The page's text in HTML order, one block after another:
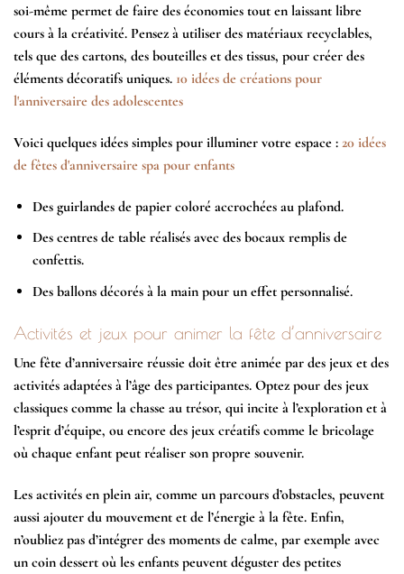
soi-même permet de faire des économies tout en laissant libre
cours à la créativité. Pensez à utiliser des matériaux recyclables,
tels que des cartons, des bouteilles et des tissus, pour créer des
éléments décoratifs uniques. 10 idées de créations pour
l'anniversaire des adolescentes
Voici quelques idées simples pour illuminer votre espace : 20 idées
de fêtes d'anniversaire spa pour enfants
Des guirlandes de papier coloré accrochées au plafond.
Des centres de table réalisés avec des bocaux remplis de
confettis.
Des ballons décorés à la main pour un effet personnalisé.
Activités et jeux pour animer la fête d’anniversaire
Une fête d’anniversaire réussie doit être animée par des jeux et des
activités adaptées à l’âge des participantes. Optez pour des jeux
classiques comme la chasse au trésor, qui incite à l’exploration et à
l’esprit d’équipe, ou encore des jeux créatifs comme le bricolage
où chaque enfant peut réaliser son propre souvenir.
Les activités en plein air, comme un parcours d’obstacles, peuvent
aussi ajouter du mouvement et de l’énergie à la fête. Enfin,
n’oubliez pas d’intégrer des moments de calme, par exemple avec
un coin dessert où les enfants peuvent déguster des petites